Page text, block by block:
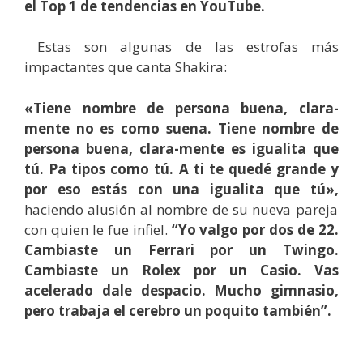
el Top 1 de tendencias en YouTube.
Estas son algunas de las estrofas más
impactantes que canta Shakira:
«Tiene nombre de persona buena, clara-
mente no es como suena. Tiene nombre de
persona buena, clara-mente es igualita que
tú. Pa tipos como tú. A ti te quedé grande y
por eso estás con una igualita que tú»,
haciendo alusión al nombre de su nueva pareja
con quien le fue infiel. “Yo valgo por dos de 22.
Cambiaste un Ferrari por un Twingo.
Cambiaste un Rolex por un Casio. Vas
acelerado dale despacio. Mucho gimnasio,
pero trabaja el cerebro un poquito también”.